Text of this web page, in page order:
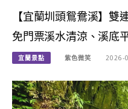
【宜蘭圳頭鴛鴦溪】雙
免門票溪水清涼、溪底
宜蘭景點 紫色微笑 2026-